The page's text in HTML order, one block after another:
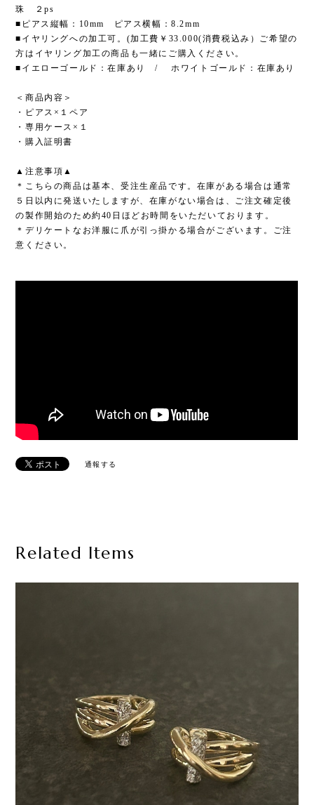
珠 ２ps
■ピアス縦幅：10mm ピアス横幅：8.2mm
■イヤリングへの加工可。(加工費￥33.000(消費税込み）ご希望の
方はイヤリング加工の商品も一緒にご購入ください。
■イエローゴールド：在庫あり / ホワイトゴールド：在庫あり
＜商品内容＞
・ピアス×１ペア
・専用ケース×１
・購入証明書
▲注意事項▲
＊こちらの商品は基本、受注生産品です。在庫がある場合は通常
５日以内に発送いたしますが、在庫がない場合は、ご注文確定後
の製作開始のため約40日ほどお時間をいただいております。
＊デリケートなお洋服に爪が引っ掛かる場合がございます。ご注
意ください。
通報する
Related Items